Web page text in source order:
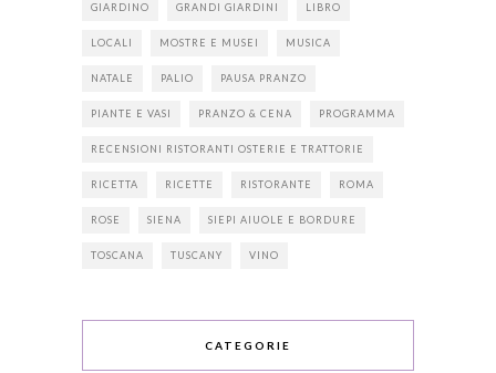
GIARDINO GRANDI GIARDINI LIBRO
LOCALI MOSTRE E MUSEI MUSICA
NATALE PALIO PAUSA PRANZO
PIANTE E VASI PRANZO & CENA PROGRAMMA
RECENSIONI RISTORANTI OSTERIE E TRATTORIE
RICETTA RICETTE RISTORANTE ROMA
ROSE SIENA SIEPI AIUOLE E BORDURE
TOSCANA TUSCANY VINO
CATEGORIE